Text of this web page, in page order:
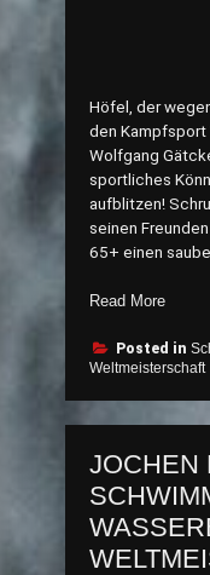
Höfel, der
den Kampfsport
Wolfgang
sportliches
aufblitzen!
seinen
65+ einen
Read More„Dieter
und
WM
Posted in
Weltmeisterschaft
JOCHEN